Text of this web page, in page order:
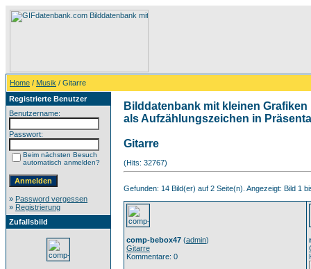
Home / Musik / Gitarre
Registrierte Benutzer
Benutzername:
Passwort:
Beim nächsten Besuch
automatisch anmelden?
» Password vergessen
» Registrierung
Zufallsbild
Bilddatenbank mit kleinen
als Aufzählungszeichen in
Gitarre
(Hits: 32767)
Gefunden: 14 Bild(er) auf 2 Seite(n). Angezeigt: Bild 1
comp-bebox47 (admin)
Gitarre
Kommentare: 0